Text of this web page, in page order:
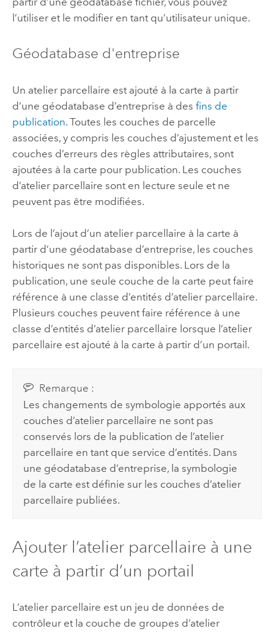
l’utiliser et le modifier en tant qu’utilisateur unique.
Géodatabase d'entreprise
Un atelier parcellaire est ajouté à la carte à partir
d’une géodatabase d’entreprise à des fins de
publication. Toutes les couches de parcelle
associées, y compris les couches d’ajustement et les
couches d’erreurs des règles attributaires, sont
ajoutées à la carte pour publication. Les couches
d’atelier parcellaire sont en lecture seule et ne
peuvent pas être modifiées.
Lors de l’ajout d’un atelier parcellaire à la carte à
partir d’une géodatabase d’entreprise, les couches
historiques ne sont pas disponibles. Lors de la
publication, une seule couche de la carte peut faire
référence à une classe d’entités d’atelier parcellaire.
Plusieurs couches peuvent faire référence à une
classe d’entités d’atelier parcellaire lorsque l’atelier
parcellaire est ajouté à la carte à partir d’un portail.
Remarque :
Les changements de symbologie apportés aux
couches d’atelier parcellaire ne sont pas
conservés lors de la publication de l’atelier
parcellaire en tant que service d’entités. Dans
une géodatabase d’entreprise, la symbologie
de la carte est définie sur les couches d’atelier
parcellaire publiées.
Ajouter l’atelier parcellaire à une
carte à partir d’un portail
L’atelier parcellaire est un jeu de données de
contrôleur et la couche de groupes d’atelier